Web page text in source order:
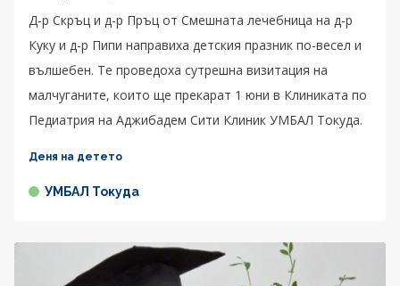
Д-р Скръц и д-р Пръц от Смешната лечебница на д-р
Куку и д-р Пипи направиха детския празник по-весел и
вълшебен. Те проведоха сутрешна визитация на
малчуганите, които ще прекарат 1 юни в Клиниката по
Педиатрия на Аджибадем Сити Клиник УМБАЛ Токуда.
Деня на детето
УМБАЛ Токуда